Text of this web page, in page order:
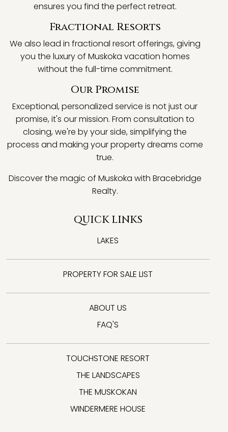
ensures you find the perfect retreat.
Fractional Resorts
We also lead in fractional resort offerings, giving
you the luxury of Muskoka vacation homes
without the full-time commitment.
Our Promise
Exceptional, personalized service is not just our
promise, it's our mission. From consultation to
closing, we're by your side, simplifying the
process and making your property dreams come
true.
Discover the magic of Muskoka with Bracebridge
Realty.
QUICK LINKS
LAKES
PROPERTY FOR SALE LIST
ABOUT US
FAQ'S
TOUCHSTONE RESORT
THE LANDSCAPES
THE MUSKOKAN
WINDERMERE HOUSE